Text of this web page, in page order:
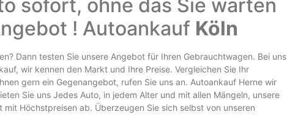
sofort, ohne das Sie warten
! Autoankauf Köln
Dann testen Sie unsere Angebot für Ihren Gebrauchtwagen. Bei uns
wir kennen den Markt und Ihre Preise. Vergleichen Sie Ihr
gern ein Gegenangebot, rufen Sie uns an. Autoankauf Herne wir
Sie uns Jedes Auto, in jedem Alter und mit allen Mängeln, unsere
Höchstpreisen ab. Überzeugen Sie sich selbst von unseren